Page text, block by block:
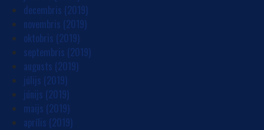
decembris (2019)
novembris (2019)
oktobris (2019)
septembris (2019)
augusts (2019)
jūlijs (2019)
jūnijs (2019)
maijs (2019)
aprīlis (2019)